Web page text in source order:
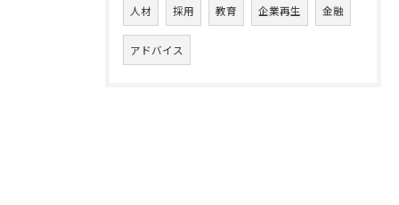
人材 採用 教育 企業再生 金融
アドバイス